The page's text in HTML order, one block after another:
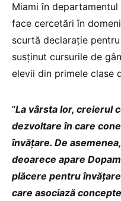
Miami în
face cercetări în
scurtă declarație
susținut cursurile de
elevii din primele clase
“La vârsta lor, creierul
dezvoltare în care
învățare. De
deoarece apare
plăcere pentru
care asociază